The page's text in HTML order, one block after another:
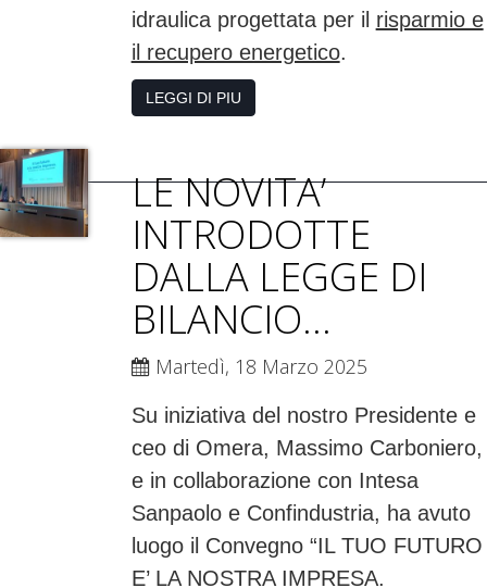
idraulica progettata per il risparmio e
il recupero energetico.
LEGGI DI PIU
LE NOVITA’
INTRODOTTE
DALLA LEGGE DI
BILANCIO...
Martedì, 18 Marzo 2025
Su iniziativa del nostro Presidente e
ceo di Omera, Massimo Carboniero,
e in collaborazione con Intesa
Sanpaolo e Confindustria, ha avuto
luogo il Convegno “IL TUO FUTURO
E’ LA NOSTRA IMPRESA.